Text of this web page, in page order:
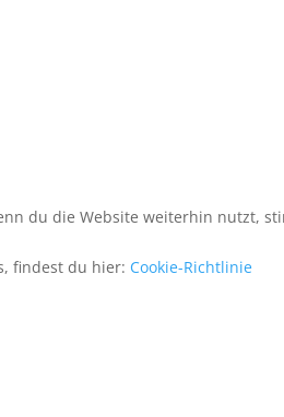
du die Website weiterhin nutzt,
findest du hier: Cookie-Richtlinie